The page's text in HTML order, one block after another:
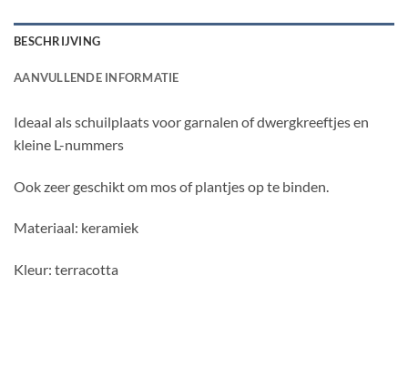
BESCHRIJVING
AANVULLENDE INFORMATIE
Ideaal als schuilplaats voor garnalen of dwergkreeftjes en
kleine L-nummers
Ook zeer geschikt om mos of plantjes op te binden.
Materiaal: keramiek
Kleur: terracotta